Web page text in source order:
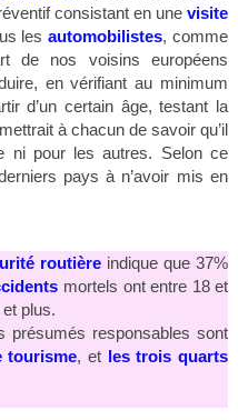
consistant en unevisite
lesautomobilistes, comme
de nos voisins européens
en vérifiant au minimum
d’un certain âge, testant la
à chacun de savoir qu’il
ni pour les autres. Selon ce
pays à n’avoir mis en
routière indique que 37%
mortels ont entre 18 et
plus.
présumés responsables sont
tourisme, et les trois quarts